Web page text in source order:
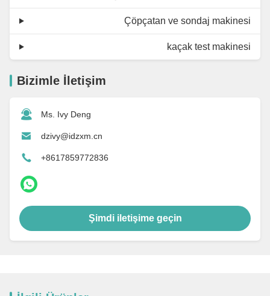
Çöpçatan ve sondaj makinesi
kaçak test makinesi
Bizimle İletişim
Ms. Ivy Deng
dzivy@idzxm.cn
+8617859772836
Şimdi iletişime geçin